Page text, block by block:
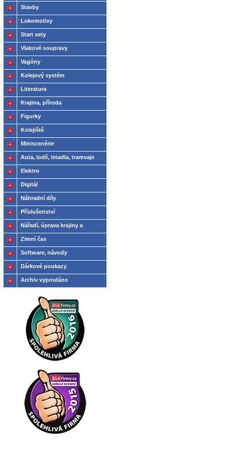
Stavby
Lokomotivy
Start sety
Vlakové soupravy
Vagóny
Kolejový systém
Literatura
Krajina, příroda
Figurky
Kolejiště
Miniscenérie
Auta, lodě, letadla, tramvaje
Elektro
Digitál
Náhradní díly
Příslušenství
Nářadí, úprava krajiny a
modelů
Zimní čas
Software, návody
Dárkové poukazy
Archiv vyprodáno